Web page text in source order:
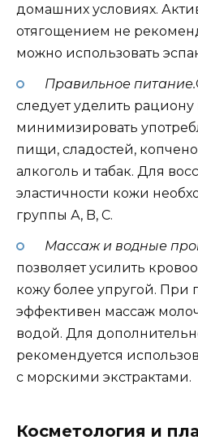
домашних условиях.
отягощением не
можно использовать
Правильное питание.
следует уделить рациону
минимизировать
пищи, сладостей,
алкоголь и табак. Для
эластичности кожи
группы А, B, С.
Массаж и водные
позволяет усилить
кожу более упругой. При
эффективен массаж
водой. Для
рекомендуется
с морскими экстрактами.
Косметология и